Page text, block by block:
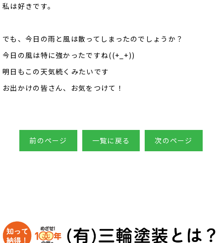
私は好きです。
でも、今日の雨と風は散ってしまったのでしょうか？
今日の風は特に強かったですね((+_+))
明日もこの天気続くみたいです
お出かけの皆さん、お気をつけて！
前のページ 一覧に戻る 次のページ